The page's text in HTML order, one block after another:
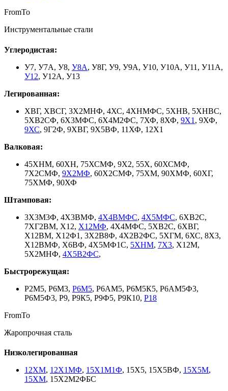
FromTo
Инструментальные стали
Углеродистая:
У7, У7А, У8, У8А, У8Г, У9, У9А, У10, У10А, У11, У11А,
У12, У12А, У13
Легированная:
ХВГ, ХВСГ, 3Х2МНФ, 4ХС, 4ХНМФС, 5ХНВ, 5ХНВС,
5ХВ2СФ, 6Х3МФС, 6Х4М2ФС, 7ХФ, 8ХФ, 9Х1 , 9ХФ,
9ХС, 9Г2Ф, 9ХВГ, 9Х5ВФ, 11ХФ, 12Х1
Валковая:
45ХНМ, 60ХН, 75ХСМФ, 9Х2, 55Х, 60ХСМФ,
7Х2СМФ, 9Х2МФ, 60Х2СМФ, 75ХМ, 90ХМФ, 60ХГ,
75ХМФ, 90ХФ
Штамповая:
3Х3М3Ф, 4Х3ВМФ, 4Х4ВМФС, 4Х5МФС, 6ХВ2С,
7ХГ2ВМ, Х12, Х12МФ, 4Х4МФС, 5ХВ2С, 6ХВГ,
Х12ВМ, Х12Ф1, 3Х2В8Ф, 4Х2В2ФС, 5ХГМ, 6ХС, 8Х3,
Х12ВМФ, Х6ВФ, 4Х5МФ1С, 5ХНМ, 7Х3, Х12М,
5Х2МНФ, 4Х5В2ФС,
Быстрорежущая:
Р2М5, Р6М3, Р6М5, Р6АМ5, Р6М5К5, Р6АМ5Ф3,
Р6М5Ф3, Р9, Р9К5, Р9Ф5, Р9К10, Р18
FromTo
Жаропрочная сталь
Низколегированная
12ХМ, 12Х1МФ, 15Х1М1Ф, 15Х5, 15Х5ВФ, 15Х5М,
15ХМ, 15Х2М2ФБС